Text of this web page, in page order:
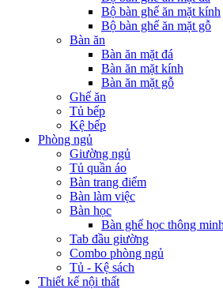
Bộ bàn ghế ăn mặt kính
Bộ bàn ghế ăn mặt gỗ
Bàn ăn
Bàn ăn mặt đá
Bàn ăn mặt kính
Bàn ăn mặt gỗ
Ghế ăn
Tủ bếp
Kệ bếp
Phòng ngủ
Giường ngủ
Tủ quần áo
Bàn trang điểm
Bàn làm việc
Bàn học
Bàn ghế học thông minh
Tab đầu giường
Combo phòng ngủ
Tủ - Kệ sách
Thiết kế nội thất